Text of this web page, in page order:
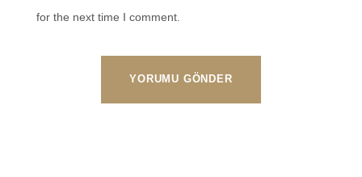
for the next time I comment.